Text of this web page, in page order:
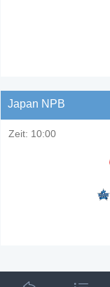
Japan NPB
Zeit: 10:00